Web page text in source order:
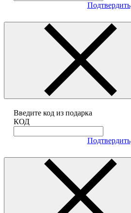
Подтвердить
Введите код из подарка
КОД
Подтвердить